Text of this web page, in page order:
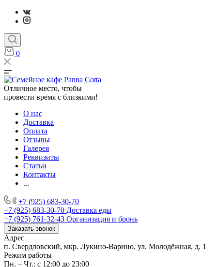
0
Отличное место, чтобы
провести время с близкими!
О нас
Доставка
Оплата
Отзывы
Галерея
Реквизиты
Статьи
Контакты
...
+7 (925) 683-30-70
+7 (925) 683-30-70 Доставка еды
+7 (925) 761-32-43 Организация и бронь
Заказать звонок
Адрес
п. Свердловский, мкр. Лукино-Варино, ул. Молодёжная, д. 1
Режим работы
Пн. – Чт.: с 12:00 до 23:00